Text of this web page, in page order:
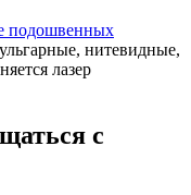
подошвенных
нитевидные,
лазер
с